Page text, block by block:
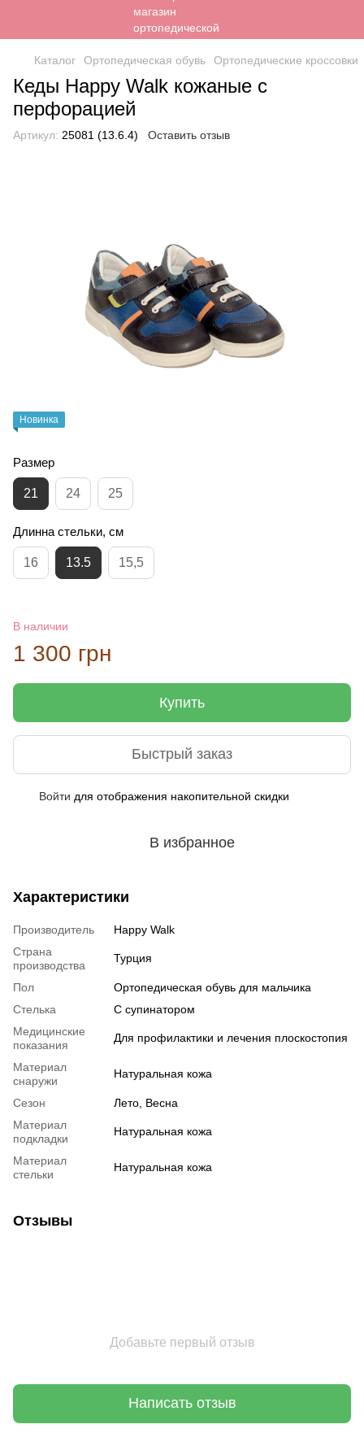
Каталог Ортопедическая обувь Ортопедические кроссовки
Кеды Happy Walk кожаные с
перфорацией
Артикул: 25081 (13.6.4) Оставить отзыв
Новинка
Размер
21 24 25
Длинна стельки, см
16 13.5 15,5
В наличии
1 300 грн
Купить
Быстрый заказ
Войти для отображения накопительной скидки
В избранное
Характеристики
Производитель
Happy Walk
Страна
производства
Турция
Пол
Ортопедическая обувь для мальчика
Стелька
С супинатором
Медицинские
показания
Для профилактики и лечения плоскостопия
Материал
снаружи
Натуральная кожа
Сезон
Лето, Весна
Материал
подкладки
Натуральная кожа
Материал
стельки
Натуральная кожа
Отзывы
Добавьте первый отзыв
Написать отзыв